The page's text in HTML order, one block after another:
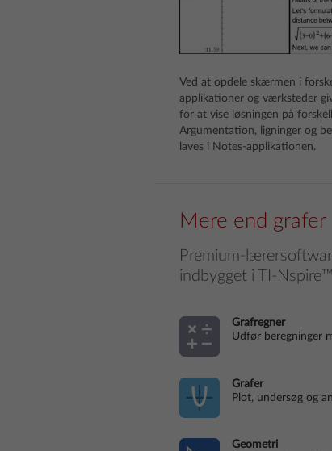
Ved at opdele skærmen i
applikationer og værksteder
for at vise løsningen på
Argumentation, ligninger og
laves i Notes-applikationen.
Mere end grafer
Premium-
indbygget i TI-
Grafregner
Udfør beregninger
Grafer
Plot, undersøg og
Geometri